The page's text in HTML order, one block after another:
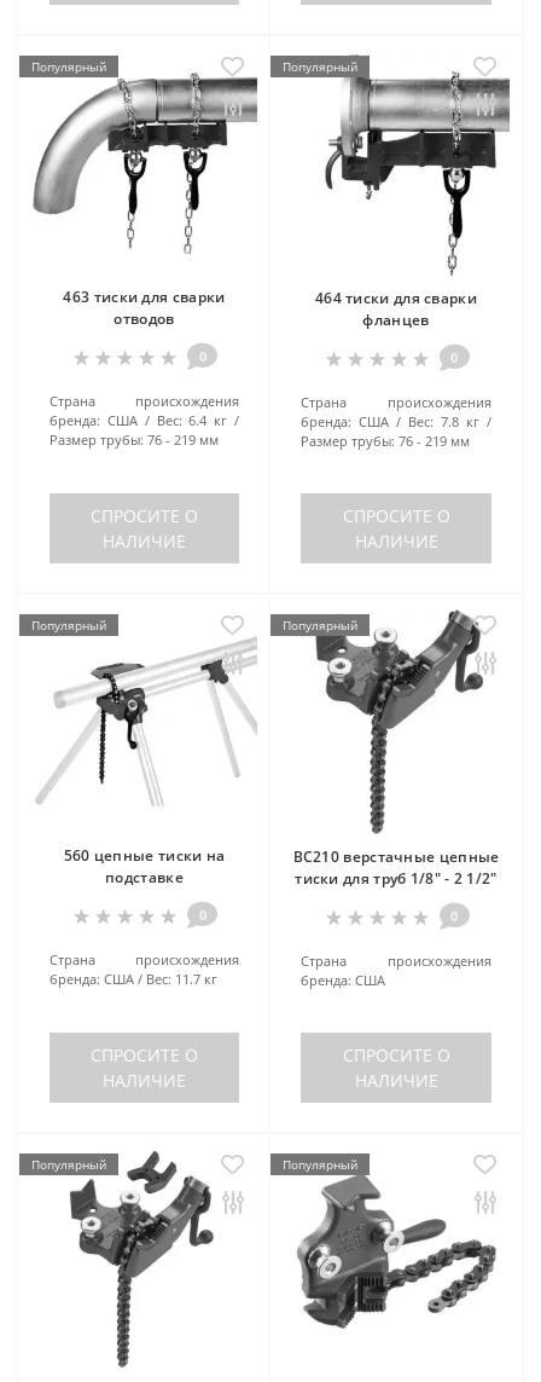
Популярный
463 тиски для сварки
отводов
0
Страна происхождения
бренда: США Вес: 6.4 кг
Размер трубы: 76 - 219 мм
СПРОСИТЕ О
НАЛИЧИЕ
Популярный
464 тиски для сварки
фланцев
0
Страна происхождения
бренда: США Вес: 7.8 кг
Размер трубы: 76 - 219 мм
СПРОСИТЕ О
НАЛИЧИЕ
Популярный
560 цепные тиски на
подставке
0
Страна происхождения
бренда: США Вес: 11.7 кг
СПРОСИТЕ О
НАЛИЧИЕ
Популярный
BC210 верстачные цепные
тиски для труб 1/8" - 2 1/2"
0
Страна происхождения
бренда: США
СПРОСИТЕ О
НАЛИЧИЕ
Популярный Популярный